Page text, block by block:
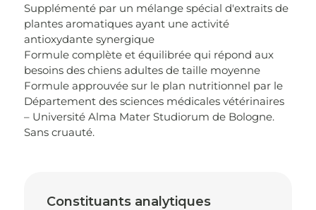
Supplémenté par un mélange spécial d'extraits de
plantes aromatiques ayant une activité
antioxydante synergique
Formule complète et équilibrée qui répond aux
besoins des chiens adultes de taille moyenne
Formule approuvée sur le plan nutritionnel par le
Département des sciences médicales vétérinaires
– Université Alma Mater Studiorum de Bologne.
Sans cruauté.
Constituants analytiques